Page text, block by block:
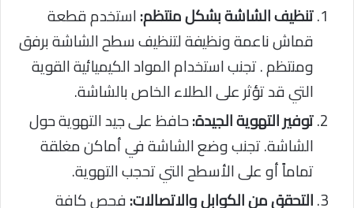
تنظيف الشاشة بشكل منتظم:استخدم قطعة
قماش ناعمة ونظيفة لتنظيف سطح الشاشة برفق
ومنتظم . تجنب استخدام المواد الكيميائية القوية
التي قد تؤثر على الطلاء الخاص بالشاشة.
توفير التهوية الجيدة:حافظ على جيد التهوية حول
الشاشة. تجنب وضع الشاشة في أماكن مغلقة
تماماً أو على الأسطح التي تحجب التهوية.
التحقق من الكوابل والاتصالات:فحص كافة